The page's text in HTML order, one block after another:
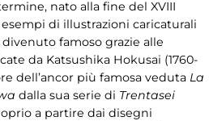
nato alla fine del XVIII
di illustrazioni caricaturali
famoso grazie alle
da Katsushika Hokusai (1760-
dell’ancor più famosa veduta La
dalla sua serie di Trentasei
a partire dai disegni